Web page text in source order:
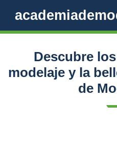
Descubre
modelaje y la
de